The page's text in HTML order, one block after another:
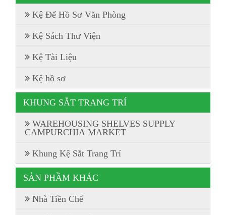
Kệ Để Hồ Sơ Văn Phòng
Kệ Sách Thư Viện
Kệ Tài Liệu
Kệ hồ sơ
KHUNG SẮT TRANG TRÍ
WAREHOUSING SHELVES SUPPLY
CAMPURCHIA MARKET
Khung Kệ Sắt Trang Trí
SẢN PHẦM KHÁC
Nhà Tiền Chế